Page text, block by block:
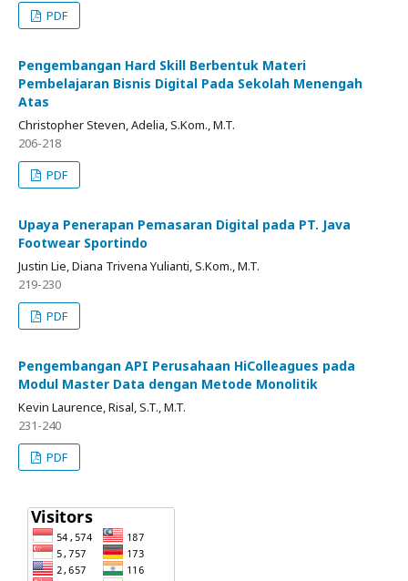
PDF
Pengembangan Hard Skill Berbentuk Materi
Pembelajaran Bisnis Digital Pada Sekolah Menengah
Atas
Christopher Steven, Adelia, S.Kom., M.T.
206-218
PDF
Upaya Penerapan Pemasaran Digital pada PT. Java
Footwear Sportindo
Justin Lie, Diana Trivena Yulianti, S.Kom., M.T.
219-230
PDF
Pengembangan API Perusahaan HiColleagues pada
Modul Master Data dengan Metode Monolitik
Kevin Laurence, Risal, S.T., M.T.
231-240
PDF